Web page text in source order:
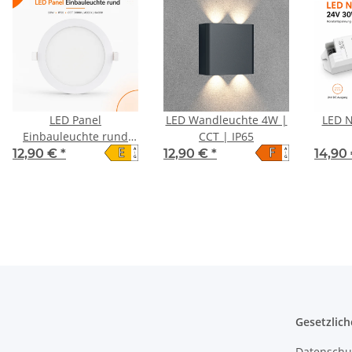
LED Panel
Einbauleuchte rund
18W IP20 Ø 21,0 cm |
12,90 € * A
↑
G
E
LED Wandleuchte 4W |
CCT | IP65
12,90 € * A
↑
G
F
LED
14,90